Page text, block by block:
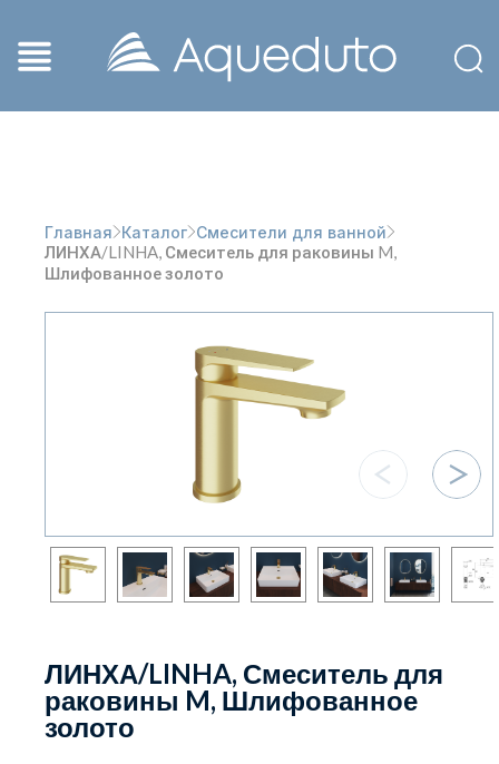
Главная Каталог Смесители для ванной
ЛИНХА/LINHA, Смеситель для раковины M,
Шлифованное золото
ЛИНХА/LINHA, Смеситель для
раковины M, Шлифованное
золото